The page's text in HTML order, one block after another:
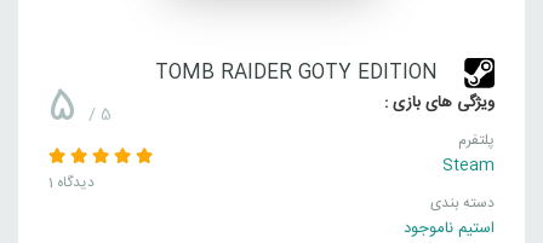
TOMB RAIDER GOTY EDITION
ویژگی های بازی :
پلتفرم
Steam
دسته بندی
استیم ناموجود
5 / 5
1 دیدگاه